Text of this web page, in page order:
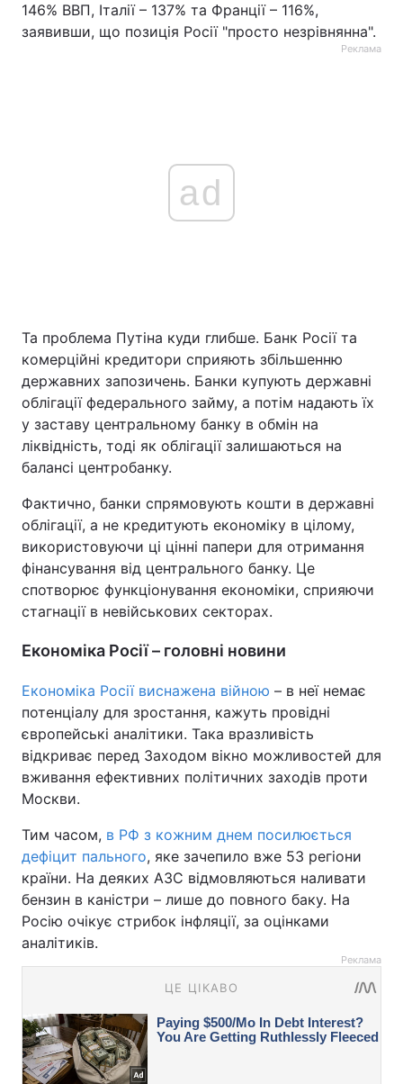
146% ВВП, Італії – 137% та Франції – 116%,
заявивши, що позиція Росії "просто незрівнянна".
Реклама
ad
Та проблема Путіна куди глибше. Банк Росії та
комерційні кредитори сприяють збільшенню
державних запозичень. Банки купують державні
облігації федерального займу, а потім надають їх
у заставу центральному банку в обмін на
ліквідність, тоді як облігації залишаються на
балансі центробанку.
Фактично, банки спрямовують кошти в державні
облігації, а не кредитують економіку в цілому,
використовуючи ці цінні папери для отримання
фінансування від центрального банку. Це
спотворює функціонування економіки, сприяючи
стагнації в невійськових секторах.
Економіка Росії – головні новини
Економіка Росії виснажена війною – в неї немає
потенціалу для зростання, кажуть провідні
європейські аналітики. Така вразливість
відкриває перед Заходом вікно можливостей для
вживання ефективних політичних заходів проти
Москви.
Тим часом, в РФ з кожним днем посилюється
дефіцит пального, яке зачепило вже 53 регіони
країни. На деяких АЗС відмовляються наливати
бензин в каністри – лише до повного баку. На
Росію очікує стрибок інфляції, за оцінками
аналітиків.
Реклама